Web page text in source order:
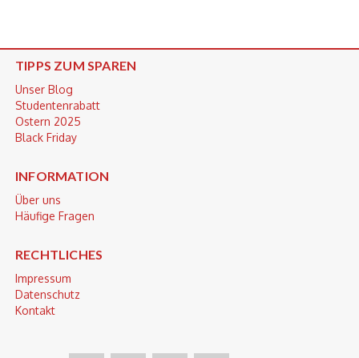
TIPPS ZUM SPAREN
Unser Blog
Studentenrabatt
Ostern 2025
Black Friday
INFORMATION
Über uns
Häufige Fragen
RECHTLICHES
Impressum
Datenschutz
Kontakt